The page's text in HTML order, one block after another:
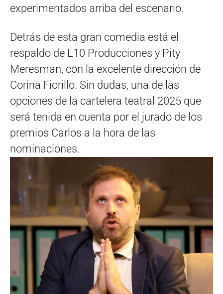
experimentados arriba del escenario.
Detrás de esta gran comedia está el
respaldo de L10 Producciones y Pity
Meresman, con la excelente dirección de
Corina Fiorillo. Sin dudas, una de las
opciones de la cartelera teatral 2025 que
será tenida en cuenta por el jurado de los
premios Carlos a la hora de las
nominaciones.